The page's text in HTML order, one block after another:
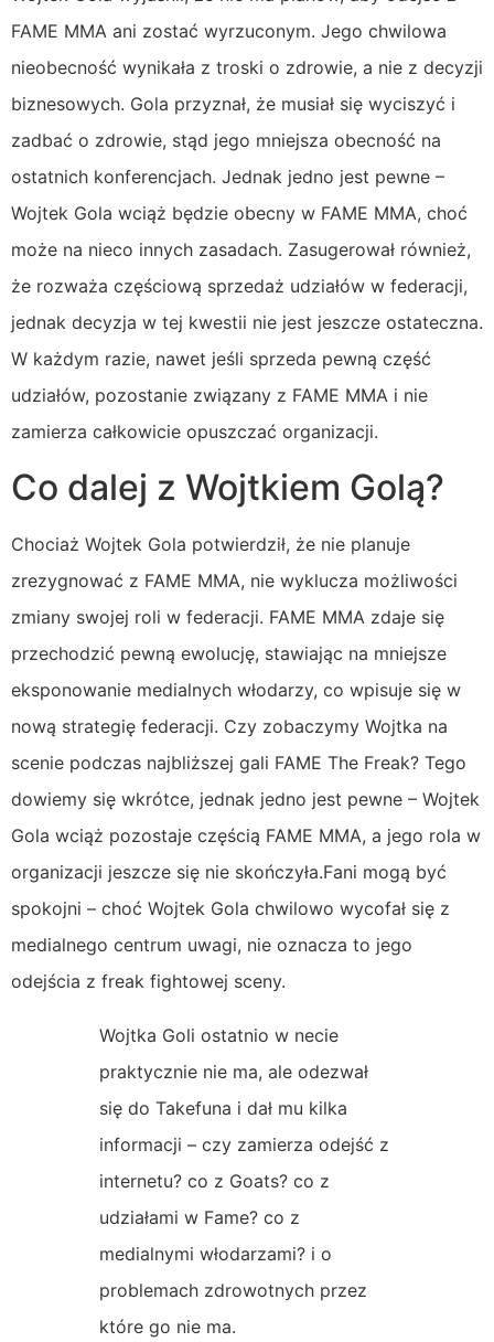
FAME MMA ani zostać wyrzuconym. Jego chwilowa
nieobecność wynikała z troski o zdrowie, a nie z decyzji
biznesowych. Gola przyznał, że musiał się wyciszyć i
zadbać o zdrowie, stąd jego mniejsza obecność na
ostatnich konferencjach. Jednak jedno jest pewne –
Wojtek Gola wciąż będzie obecny w FAME MMA, choć
może na nieco innych zasadach. Zasugerował również,
że rozważa częściową sprzedaż udziałów w federacji,
jednak decyzja w tej kwestii nie jest jeszcze ostateczna.
W każdym razie, nawet jeśli sprzeda pewną część
udziałów, pozostanie związany z FAME MMA i nie
zamierza całkowicie opuszczać organizacji.
Co dalej z Wojtkiem Golą?
Chociaż Wojtek Gola potwierdził, że nie planuje
zrezygnować z FAME MMA, nie wyklucza możliwości
zmiany swojej roli w federacji. FAME MMA zdaje się
przechodzić pewną ewolucję, stawiając na mniejsze
eksponowanie medialnych włodarzy, co wpisuje się w
nową strategię federacji. Czy zobaczymy Wojtka na
scenie podczas najbliższej gali FAME The Freak? Tego
dowiemy się wkrótce, jednak jedno jest pewne – Wojtek
Gola wciąż pozostaje częścią FAME MMA, a jego rola w
organizacji jeszcze się nie skończyła.Fani mogą być
spokojni – choć Wojtek Gola chwilowo wycofał się z
medialnego centrum uwagi, nie oznacza to jego
odejścia z freak fightowej sceny.
Wojtka Goli ostatnio w necie
praktycznie nie ma, ale odezwał
się do Takefuna i dał mu kilka
informacji – czy zamierza odejść z
internetu? co z Goats? co z
udziałami w Fame? co z
medialnymi włodarzami? i o
problemach zdrowotnych przez
które go nie ma.